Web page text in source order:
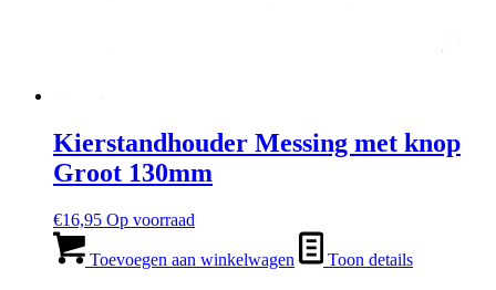
Kierstandhouder Messing met knop
Groot 130mm
€16,95 Op voorraad
Toevoegen aan winkelwagen Toon details